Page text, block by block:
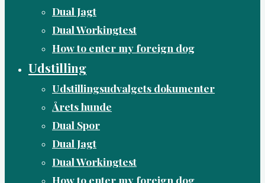
Dual Jagt
Dual Workingtest
How to enter my foreign dog
Udstilling
Udstillingsudvalgets dokumenter
Årets hunde
Dual Spor
Dual Jagt
Dual Workingtest
How to enter my foreign dog